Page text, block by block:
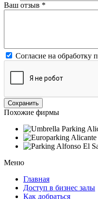
Ваш отзыв *
Согласие на обработку
Похожие фирмы
Меню
Главная
Доступ в бизнес залы
Как добраться